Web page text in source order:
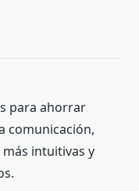
para ahorrar
comunicación,
intuitivas y